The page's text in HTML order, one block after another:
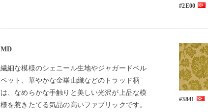
#2E00
MD
繊細な模様のシェニール生地やジャガードベル
ベット、華やかな金崋山織などのトラッド柄
は、なめらかな手触りと美しい光沢が上品な模
様を惹きたてる気品の高いファブリックです。
#3841